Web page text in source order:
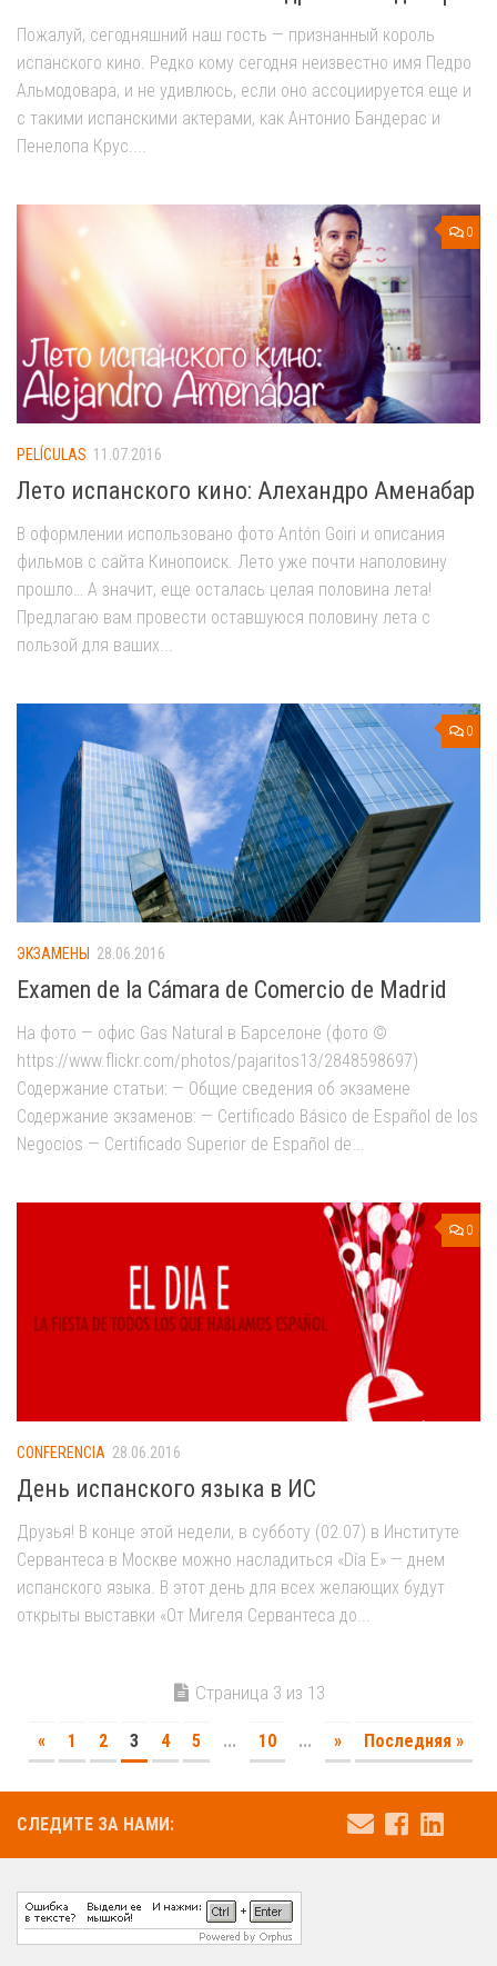
Пожалуй, сегодняшний наш гость — признанный король
испанского кино. Редко кому сегодня неизвестно имя Педро
Альмодовара, и не удивлюсь, если оно ассоциируется еще и
с такими испанскими актерами, как Антонио Бандерас и
Пенелопа Крус....
0
PELÍCULAS 11.07.2016
Лето испанского кино: Алехандро Аменабар
В оформлении использовано фото Antón Goiri и описания
фильмов с сайта Кинопоиск. Лето уже почти наполовину
прошло… А значит, еще осталась целая половина лета!
Предлагаю вам провести оставшуюся половину лета с
пользой для ваших...
0
ЭКЗАМЕНЫ 28.06.2016
Examen de la Cámara de Comercio de Madrid
На фото — офис Gas Natural в Барселоне (фото ©
https://www.flickr.com/photos/pajaritos13/2848598697)
Содержание статьи: — Общие сведения об экзамене
Содержание экзаменов: — Certificado Básico de Español de los
Negocios — Certificado Superior de Español de...
0
CONFERENCIA 28.06.2016
День испанского языка в ИС
Друзья! В конце этой недели, в субботу (02.07) в Институте
Сервантеса в Москве можно насладиться «Día E» — днем
испанского языка. В этот день для всех желающих будут
открыты выставки «От Мигеля Сервантеса до...
Страница 3 из 13
« 1 2 3 4 5 ... 10 ... » Последняя »
СЛЕДИТЕ ЗА НАМИ: